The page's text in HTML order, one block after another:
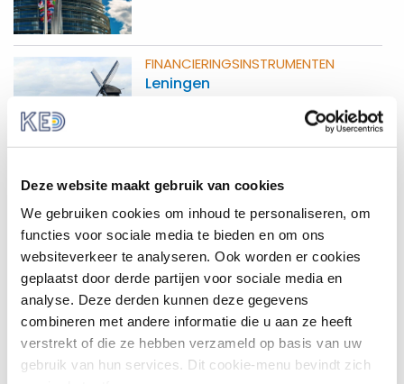
Deze website maakt gebruik van cookies
We gebruiken cookies om inhoud te personaliseren, om
functies voor sociale media te bieden en om ons
websiteverkeer te analyseren. Ook worden er cookies
geplaatst door derde partijen voor sociale media en
analyse. Deze derden kunnen deze gegevens
combineren met andere informatie die u aan ze heeft
verstrekt of die ze hebben verzameld op basis van uw
gebruik van hun services. Dit cookie-menu bevindt zich
FINANCIERINGS­INSTRUMENTEN
Leningen
Garanties
FINANCIERINGS­INSTRUMENTEN
Revolverende fondsen
STAATSSTEUN